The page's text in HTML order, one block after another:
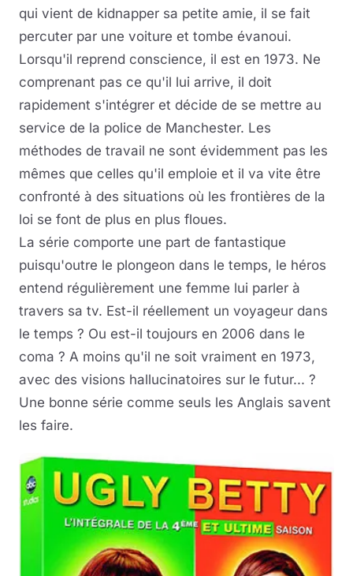
qui vient de kidnapper sa petite amie, il se fait
percuter par une voiture et tombe évanoui.
Lorsqu'il reprend conscience, il est en 1973. Ne
comprenant pas ce qu'il lui arrive, il doit
rapidement s'intégrer et décide de se mettre au
service de la police de Manchester. Les
méthodes de travail ne sont évidemment pas les
mêmes que celles qu'il emploie et il va vite être
confronté à des situations où les frontières de la
loi se font de plus en plus floues.
La série comporte une part de fantastique
puisqu'outre le plongeon dans le temps, le héros
entend régulièrement une femme lui parler à
travers sa tv. Est-il réellement un voyageur dans
le temps ? Ou est-il toujours en 2006 dans le
coma ? A moins qu'il ne soit vraiment en 1973,
avec des visions hallucinatoires sur le futur... ?
Une bonne série comme seuls les Anglais savent
les faire.